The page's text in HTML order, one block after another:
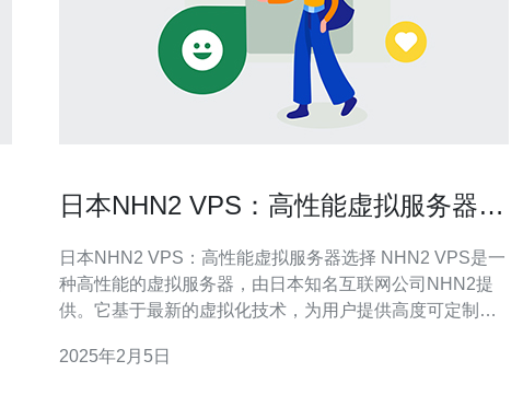
日本NHN2 VPS：高性能虚拟服务器选
日本NHN2 VPS：高性能虚拟服务器选择 NHN2 VPS是一
种高性能的虚拟服务器，由日本知名互联网公司NHN2提
供。它基于最新的虚拟化技术，为用户提供高度可定制化
硬件设备和网络架构，提供卓越的性能和稳定性。用户可
2025年2月5日